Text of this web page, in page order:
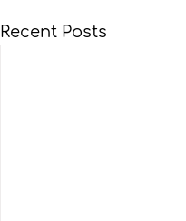
Recent Posts